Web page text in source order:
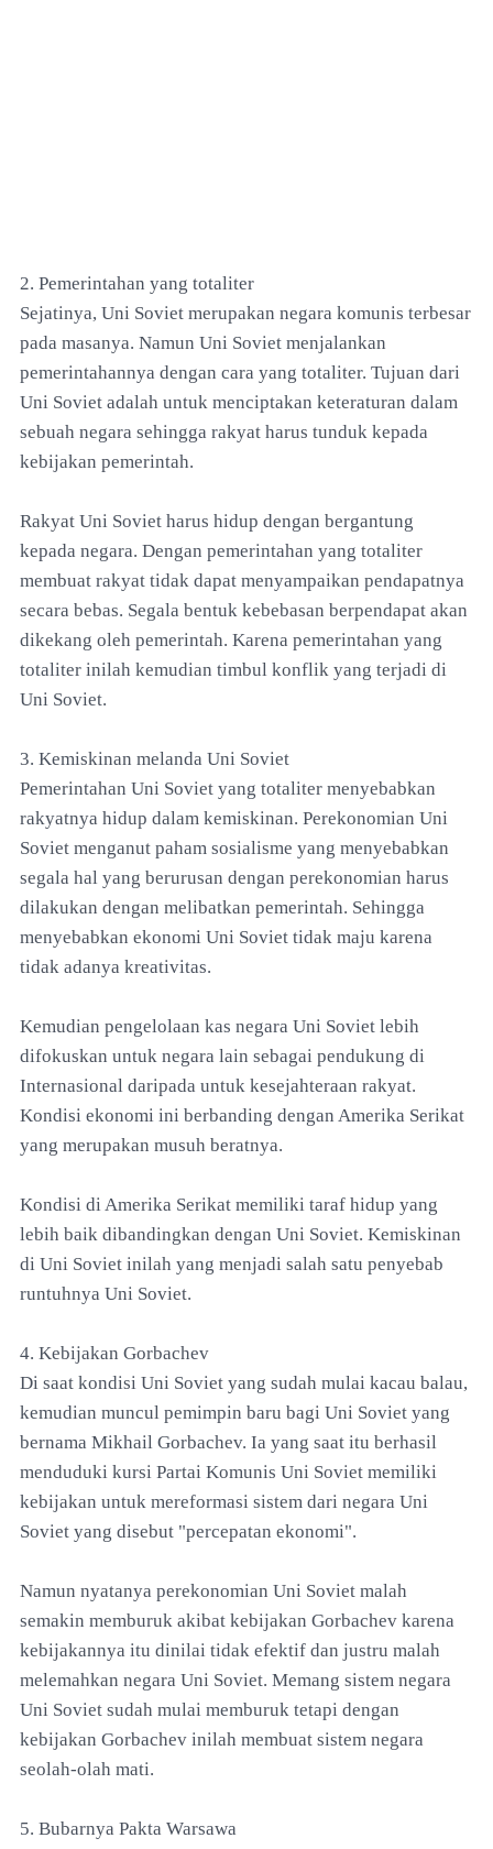
2. Pemerintahan yang totaliter
Sejatinya, Uni Soviet merupakan negara komunis terbesar
pada masanya. Namun Uni Soviet menjalankan
pemerintahannya dengan cara yang totaliter. Tujuan dari
Uni Soviet adalah untuk menciptakan keteraturan dalam
sebuah negara sehingga rakyat harus tunduk kepada
kebijakan pemerintah.
Rakyat Uni Soviet harus hidup dengan bergantung
kepada negara. Dengan pemerintahan yang totaliter
membuat rakyat tidak dapat menyampaikan pendapatnya
secara bebas. Segala bentuk kebebasan berpendapat akan
dikekang oleh pemerintah. Karena pemerintahan yang
totaliter inilah kemudian timbul konflik yang terjadi di
Uni Soviet.
3. Kemiskinan melanda Uni Soviet
Pemerintahan Uni Soviet yang totaliter menyebabkan
rakyatnya hidup dalam kemiskinan. Perekonomian Uni
Soviet menganut paham sosialisme yang menyebabkan
segala hal yang berurusan dengan perekonomian harus
dilakukan dengan melibatkan pemerintah. Sehingga
menyebabkan ekonomi Uni Soviet tidak maju karena
tidak adanya kreativitas.
Kemudian pengelolaan kas negara Uni Soviet lebih
difokuskan untuk negara lain sebagai pendukung di
Internasional daripada untuk kesejahteraan rakyat.
Kondisi ekonomi ini berbanding dengan Amerika Serikat
yang merupakan musuh beratnya.
Kondisi di Amerika Serikat memiliki taraf hidup yang
lebih baik dibandingkan dengan Uni Soviet. Kemiskinan
di Uni Soviet inilah yang menjadi salah satu penyebab
runtuhnya Uni Soviet.
4. Kebijakan Gorbachev
Di saat kondisi Uni Soviet yang sudah mulai kacau balau,
kemudian muncul pemimpin baru bagi Uni Soviet yang
bernama Mikhail Gorbachev. Ia yang saat itu berhasil
menduduki kursi Partai Komunis Uni Soviet memiliki
kebijakan untuk mereformasi sistem dari negara Uni
Soviet yang disebut "percepatan ekonomi".
Namun nyatanya perekonomian Uni Soviet malah
semakin memburuk akibat kebijakan Gorbachev karena
kebijakannya itu dinilai tidak efektif dan justru malah
melemahkan negara Uni Soviet. Memang sistem negara
Uni Soviet sudah mulai memburuk tetapi dengan
kebijakan Gorbachev inilah membuat sistem negara
seolah-olah mati.
5. Bubarnya Pakta Warsawa